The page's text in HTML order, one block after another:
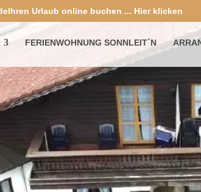
Ihren Urlaub online buchen ... Hier klicken
FERIENWOHNUNG SONNLEIT´N